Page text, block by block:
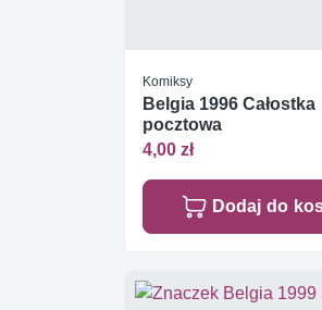
Komiksy
Belgia 1996 Całostka
pocztowa
4,00 zł
Dodaj do